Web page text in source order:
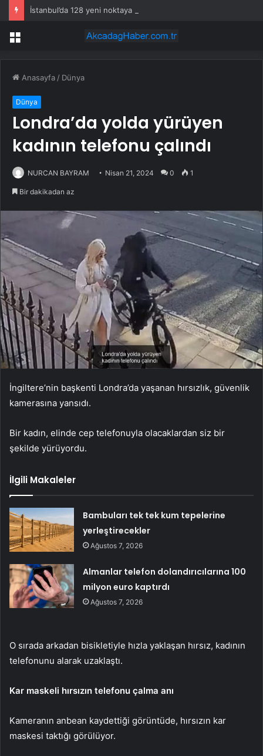
İstanbul’da 128 yeni noktaya daha EDS geliyor
Menü
Anasayfa / Dünya
Dünya
Londra’da yolda yürüyen
kadının telefonu çalındı
NURCAN BAYRAM Nisan 21, 2024 0 1
Bir dakikadan az
İngiltere’nin başkenti Londra’da yaşanan hırsızlık, güvenlik
kamerasına yansıdı.
Bir kadın, elinde cep telefonuyla olacaklardan siz bir
şekilde yürüyordu.
İlgili Makaleler
Bambuları tek tek kum tepelerine
yerleştirecekler
Ağustos 7, 2026
Almanlar telefon dolandırıcılarına 100
milyon euro kaptırdı
Ağustos 7, 2026
O sırada arkadan bisikletiyle hızla yaklaşan hırsız, kadının
telefonunu alarak uzaklaştı.
Kar maskeli hırsızın telefonu çalma anı
Kameranın anbean kaydettiği görüntüde, hırsızın kar
maskesi taktığı görülüyor.